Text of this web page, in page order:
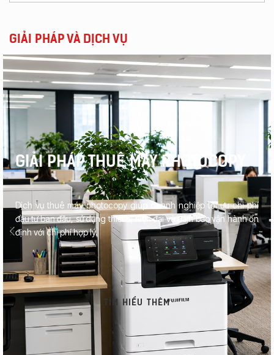
GIẢI PHÁP VÀ DỊCH VỤ
GIẢI PHÁP THUÊ MÁY PHOTOCOPY
Dịch vụ thuê máy photocopy giúp doanh nghiệp tối ưu chi phí
đầu tư ban đầu, sử dụng thiết bị hiện đại và đảm bảo vận hành ổn
định với chi phí hợp lý.
TÌM HIỂU THÊM